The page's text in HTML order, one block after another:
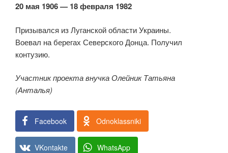
20 мая 1906 — 18 февраля 1982
Призывался из Луганской области Украины.
Воевал на берегах Северского Донца. Получил
контузию.
Участник проекта внучка Олейник Татьяна
(Анталья)
Facebook Odnoklassniki
VKontakte WhatsApp